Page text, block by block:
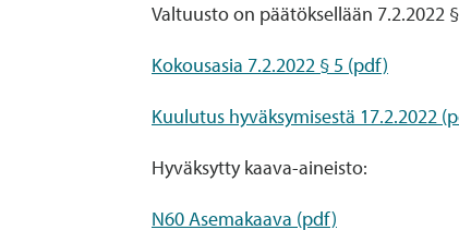
Valtuusto on päätöksellään 7.2.2022
Kokousasia 7.2.2022 § 5 (pdf)
Kuulutus hyväksymisestä 17.2.2022
Hyväksytty kaava-aineisto:
N60 Asemakaava (pdf)